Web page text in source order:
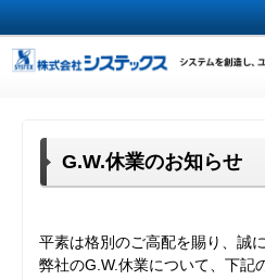
G.W.休業のお知らせ
平素は格別のご高配を賜り、誠
弊社のG.W.休業について、下記